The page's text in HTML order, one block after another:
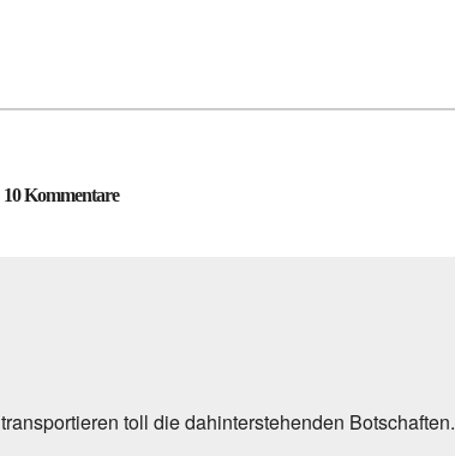
10 Kommentare
toll die dahinterstehenden Botschaften.